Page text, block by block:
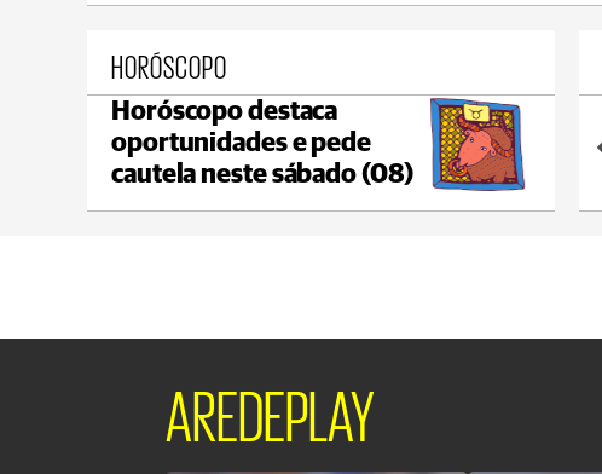
HORÓSCOPO
Horóscopo destaca
oportunidades e pede
cautela neste sábado (08)
Castro
max 18°C min 18°C
AREDEPLAY